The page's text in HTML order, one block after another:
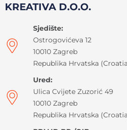
KREATIVA D.O.O.
Sjedište:
Ostrogovićeva 12
10010 Zagreb
Republika Hrvatska
Ured:
Ulica Cvijete Zuzorić 49
10010 Zagreb
Republika Hrvatska